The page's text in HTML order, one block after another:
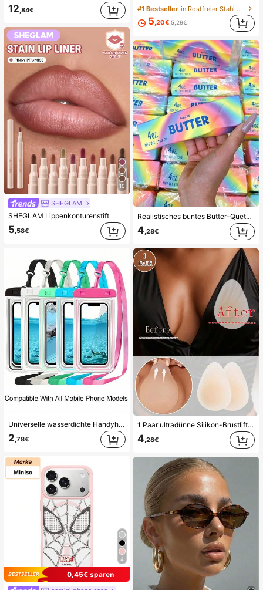
12,84€
10
SHEGLAM
SHEGLAM Lippenkonturenstift
5 ,58€
Universelle wasserdichte Handyhülle, wasserdichte Handy-Tasche - mit Leuchtfunktion, wasserdichte Handy-Trockentasche, wasserdichte Handyhülle, kompatibel mit 17 16 15 14 13 Pro Max Plus Air, geeignet für Schwimmen, Rafting, Tauchen, Unterwasserfotografie, Strand, Outdoor-Sport, Reisen, Urlaub, Schwimmbad, Outdoor-Sport, 8/5/4/3/2/1er Pack, Sommer-Essentials
2 ,78€
4
0,45€ sparen
#1 Bestseller in Rostfreier Stahl Frauen-Schmuck-Sets
5,20€ 5,29€
Realistisches buntes Butter-Quetschspielzeug, Regenbogenfarbe - weicher, druckresistenter Finger-Spinner, langsam zurückspringendes sensorisches Stressabbau-Spielzeug, lustiges Scherzgeschenk, geeignet für Autismus, Stress- und Angstlinderung, perfektes Geschenk, stimmungsaufhellend, Partygeschenke
4 ,28€
1 Paar ultradünne Silikon-Brustlift-Pads für Damen, unsichtbare nahtlose Push-up-Pads, geeignet für rückenfreie Kleider und trägerlose Outfits, Hochzeit
4 ,28€